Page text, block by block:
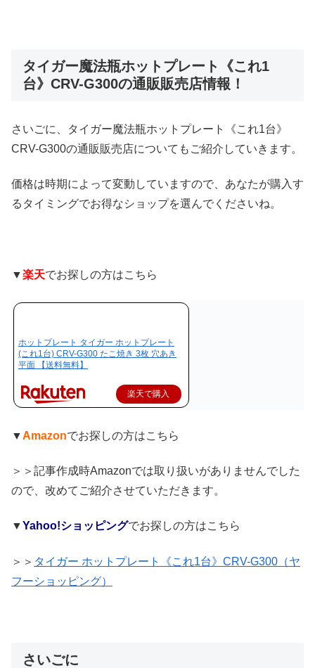
タイガー魔法瓶ホットプレート《これ1
台》CRV-G300の通販販売店情報！
さいごに、タイガー魔法瓶ホットプレート《これ1台》
CRV-G300の通販販売店についてもご紹介していきます。
価格は時期によって変動していますので、あなたが購入す
るタイミングでお得なショップを選んでくださいね。
▼楽天でお探しの方はこちら
ホットプレート タイガー ホットプレート
(これ1台) CRV-G300 たこ焼き 3枚 穴あき
平面 【送料無料】
楽天で購入
▼Amazonでお探しの方はこちら
＞＞記事作成時Amazonでは取り扱いがありませんでした
ので、改めてご紹介させていただきます。
▼Yahoo!ショッピングでお探しの方はこちら
＞＞ タイガー ホットプレート《これ1台》CRV-G300（ヤ
フーショッピング）
さいごに